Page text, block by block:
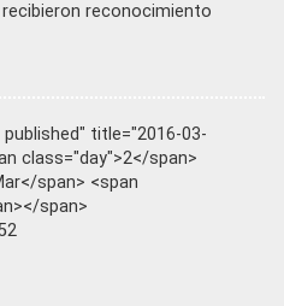
reconocimiento
title="2016-03-
class="day">2</span>
span> <span
span>